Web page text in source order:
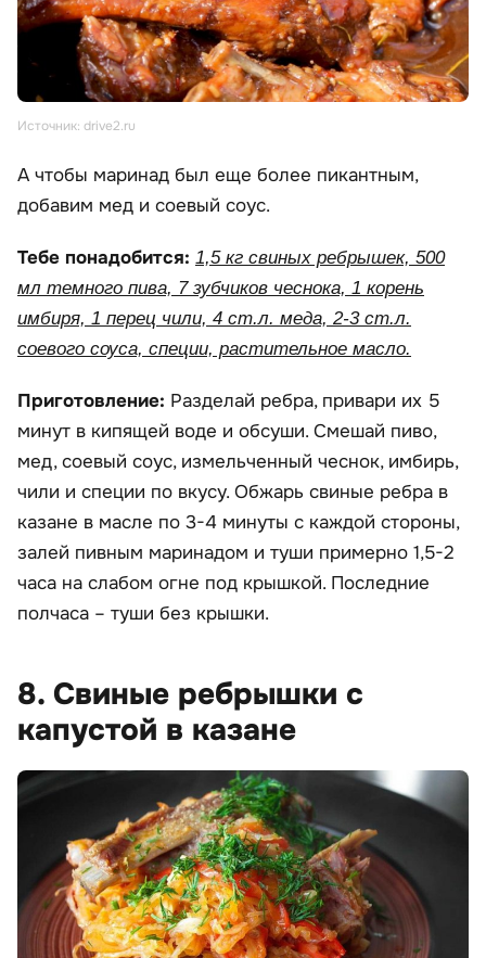
Источник: drive2.ru
А чтобы маринад был еще более пикантным,
добавим мед и соевый соус.
Тебе понадобится: 1,5 кг свиных ребрышек, 500
мл темного пива, 7 зубчиков чеснока, 1 корень
имбиря, 1 перец чили, 4 ст.л. меда, 2-3 ст.л.
соевого соуса, специи, растительное масло.
Приготовление: Разделай ребра, привари их 5
минут в кипящей воде и обсуши. Смешай пиво,
мед, соевый соус, измельченный чеснок, имбирь,
чили и специи по вкусу. Обжарь свиные ребра в
казане в масле по 3-4 минуты с каждой стороны,
залей пивным маринадом и туши примерно 1,5-2
часа на слабом огне под крышкой. Последние
полчаса – туши без крышки.
8. Свиные ребрышки с
капустой в казане